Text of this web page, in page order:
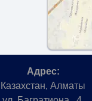
Адрес:
Казахстан, Алматы